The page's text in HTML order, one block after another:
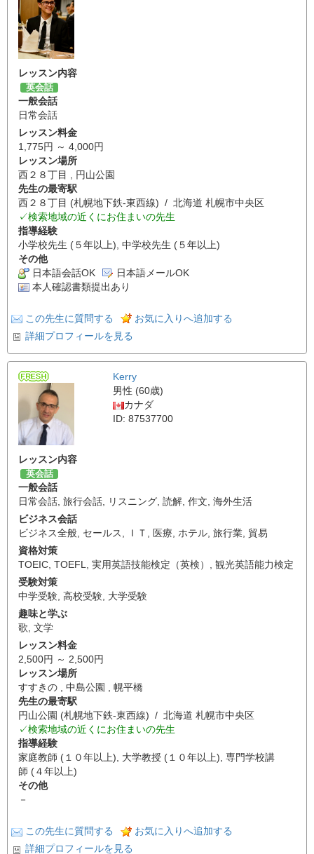
レッスン内容
英会話
一般会話
日常会話
レッスン料金
1,775円 ～ 4,000円
レッスン場所
西２８丁目 , 円山公園
先生の最寄駅
西２８丁目 (札幌地下鉄-東西線) / 北海道 札幌市中央区
✓検索地域の近くにお住まいの先生
指導経験
小学校先生 (５年以上), 中学校先生 (５年以上)
その他
日本語会話OK
日本語メールOK
本人確認書類提出あり
この先生に質問する
お気に入りへ追加する
詳細プロフィールを見る
Kerry
男性 (60歳)
カナダ
ID: 87537700
レッスン内容
英会話
一般会話
日常会話, 旅行会話, リスニング, 読解, 作文, 海外生活
ビジネス会話
ビジネス全般, セールス, ＩＴ , 医療, ホテル, 旅行業, 貿易
資格対策
TOEIC, TOEFL, 実用英語技能検定（英検） , 観光英語能力検定
受験対策
中学受験, 高校受験, 大学受験
趣味と学ぶ
歌, 文学
レッスン料金
2,500円 ～ 2,500円
レッスン場所
すすきの , 中島公園 , 幌平橋
先生の最寄駅
円山公園 (札幌地下鉄-東西線) / 北海道 札幌市中央区
✓検索地域の近くにお住まいの先生
指導経験
家庭教師 (１０年以上), 大学教授 (１０年以上), 専門学校講
師 (４年以上)
その他
－
この先生に質問する
お気に入りへ追加する
詳細プロフィールを見る